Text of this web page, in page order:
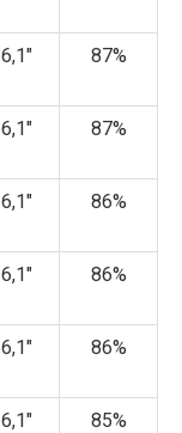
6,1″ 87%
6,1″ 87%
6,1″ 86%
6,1″ 86%
6,1″ 86%
6,1″ 85%